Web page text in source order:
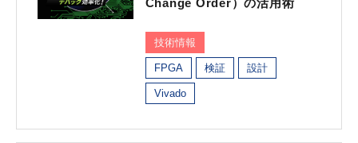
Change Order）の活用術
技術情報
FPGA 検証 設計
Vivado